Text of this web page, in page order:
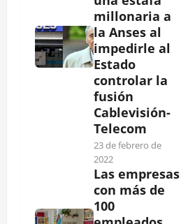
millonaria a
la Anses al
impedirle al
Estado
controlar la
fusión
Cablevisión-
Telecom
23 de febrero de
2022
Las empresas
con más de
100